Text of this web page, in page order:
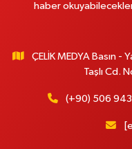
haber
ÇELİK MEDYA Basın -
Taşlı Cd.
(+90) 506